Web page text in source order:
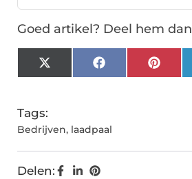
Goed artikel? Deel hem
X
(Twitter)
Facebook
Tags:
Bedrijven, laadpaal
Delen: